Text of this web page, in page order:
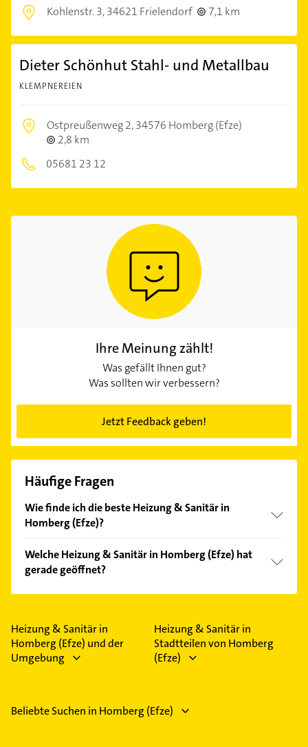
Kohlenstr. 3,34621 Frielendorf 7,1 km
Dieter Schönhut Stahl- und Metallbau
KLEMPNEREIEN
Ostpreußenweg 2,34576 Homberg (Efze)
2,8 km
05681 23 12
Ihre Meinung zählt!
Was gefällt Ihnen gut?
Was sollten wir verbessern?
Jetzt Feedback geben!
Häufige Fragen
Wie finde ich die beste Heizung & Sanitär in
Homberg (Efze)?
Kundenmeinungen und profitieren Sie von den
Empfehlungen. Die Suchergebnisse können Sie sich
einfach nachBewertungensortiert anzeigen lassen.
Welche Heizung & Sanitär in Homberg (Efze) hat
gerade geöffnet?
Im Anbieter-Bereich finden Sie alleÖffnungszeiten.
Feiertagen abweichen können.
Heizung & Sanitär in
Homberg (Efze) und der
Umgebung
Heizung & Sanitär in
Stadtteilen von Homberg
(Efze)
Beliebte Suchen in Homberg (Efze)